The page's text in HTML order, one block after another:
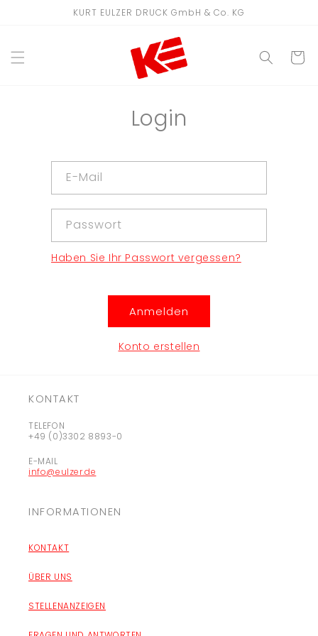
KURT EULZER DRUCK GmbH & Co. KG
Login
E-Mail
Passwort
Haben Sie Ihr Passwort vergessen?
Anmelden
Konto erstellen
KONTAKT
TELEFON
+49 (0)3302 8893-0
E-MAIL
info@eulzer.de
INFORMATIONEN
KONTAKT
ÜBER UNS
STELLENANZEIGEN